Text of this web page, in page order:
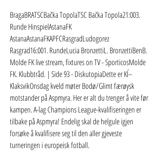
BragaBRATSCBačka TopolaTSC Bačka Topola21:003.
Runde HinspielAstanaFK
AstanaAstanaFKAPFCRasgradLudogorez
Rasgrad16:001. RundeLucia BronzettiL. BronzettiBenB.
Molde FK live stream, fixtures on TV - SporticosMolde
FK. Klubbtråd. | Side 93 - DiskutopiaDette er KÍ–
KlaksvikOnsdag kveld møter Bodø/Glimt færøysk
motstander på Aspmyra. Her er alt du trenger å vite før
kampen. A-lag Champions League-kvalifiseringen er
tilbake på Aspmyra! Endelig skal de helgule igjen
forsøke å kvalifisere seg til den aller gjeveste
turneringen i europeisk fotball.